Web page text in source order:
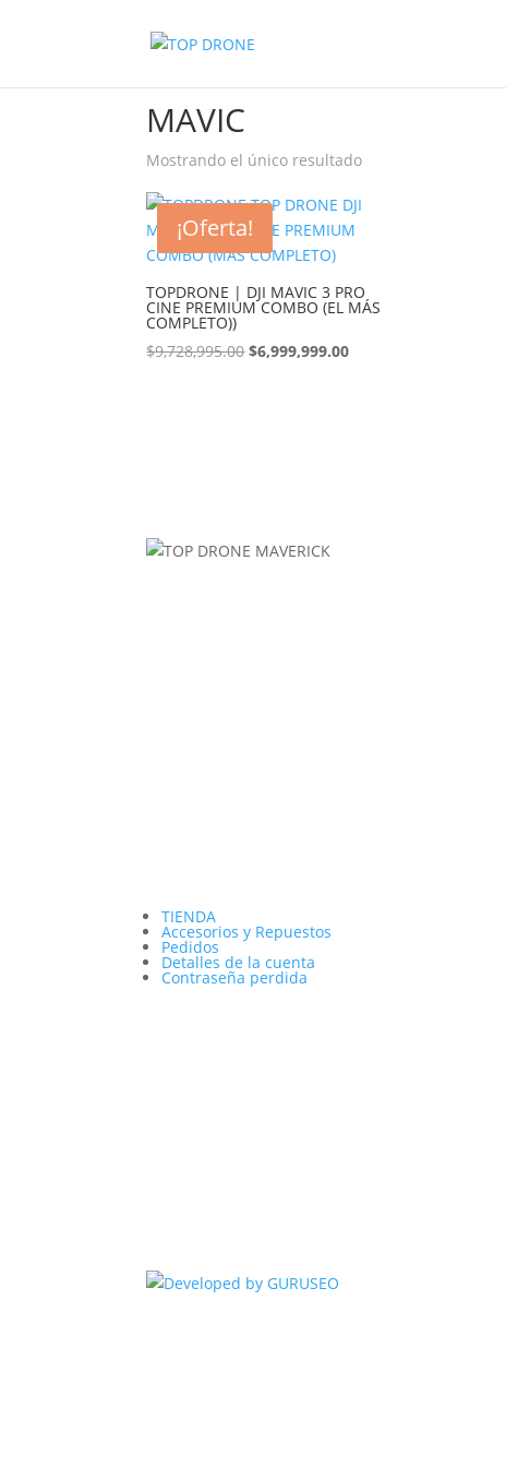
MAVIC
Mostrando el único resultado
¡Oferta!
TOPDRONE | DJI MAVIC 3 PRO
CINE PREMIUM COMBO (EL MÁS
COMPLETO))
$9,728,995.00El
$6,999,999.00El
TIENDA
Accesorios y Repuestos
Pedidos
Detalles de la cuenta
Contraseña perdida